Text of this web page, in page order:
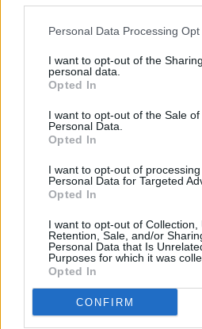
Personal Data Processing
I want to opt-out of the
personal data.
Opted In
I want to opt-out of the Sale of
Personal Data.
Opted In
I want to opt-out of
Personal Data for Targeted
Opted In
I want to opt-out of Collection,
Retention, Sale, and/or
Personal Data that Is
Purposes for which it was
Opted In
CONFIRM
Heinäkuussa Elokuussa
Lokakuussa Marraskuussa
Katso miten paljonAtlantassa on
Joulukuun
11 vuoden
Mikä on Atlantan tavanomainen
Vuosi
Vuorokauden
keskilämpötila